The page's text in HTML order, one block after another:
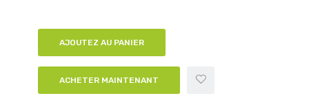
AJOUTEZ AU PANIER
ACHETER MAINTENANT